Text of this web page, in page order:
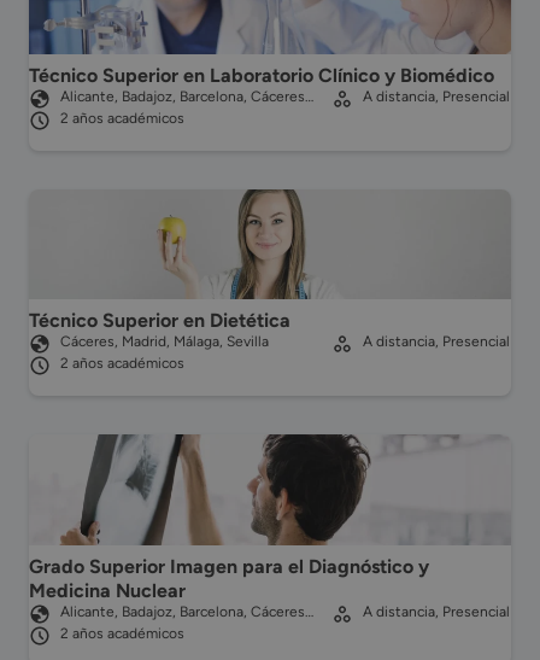
Técnico Superior en Laboratorio Clínico y Biomédico
Alicante, Badajoz, Barcelona, Cáceres…
2 años académicos
A distancia, Presencial
Técnico Superior en Dietética
Cáceres, Madrid, Málaga, Sevilla
2 años académicos
A distancia, Presencial
Grado Superior Imagen para el Diagnóstico y
Medicina Nuclear
Alicante, Badajoz, Barcelona, Cáceres…
2 años académicos
A distancia, Presencial